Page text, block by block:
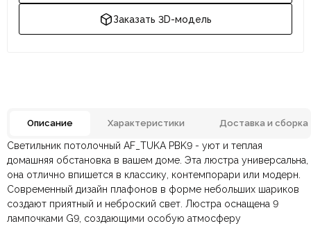
Заказать 3D-модель
Описание Характеристики Доставка и сборка
Светильник потолочный AF_TUKA PBK9 - уют и теплая
домашняя обстановка в вашем доме. Эта люстра универсальна,
она отлично впишется в классику, контемпорари или модерн.
Современный дизайн плафонов в форме небольших шариков
создают приятный и неброский свет. Люстра оснащена 9
лампочками G9, создающими особую атмосферу
Материал Металл, Стекло
Цвет Белый, Черный
По всей России:отправляем через транспортную
компаниюСДЭК. Срок доставки —до 7 дней.
По Москве и Санкт-Петербургу:быстрая
Оплата в салоне-магазине— наличными или картой
при самовывозе.
Безналичная оплата по счёту — для юридических и
Отзывов ещё нет. Напишите первым.